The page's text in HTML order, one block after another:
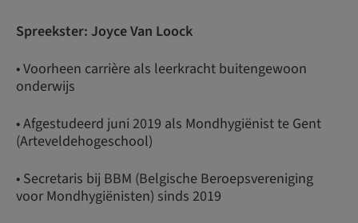
Spreekster: Joyce Van Loock
• Voorheen carrière als leerkracht buitengewoon
onderwijs
• Afgestudeerd juni 2019 als Mondhygiënist te Gent
(Arteveldehogeschool)
• Secretaris bij BBM (Belgische Beroepsvereniging
voor Mondhygiënisten) sinds 2019